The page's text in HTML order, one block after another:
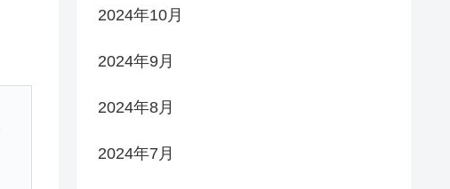
2024年10月
2024年9月
2024年8月
2024年7月